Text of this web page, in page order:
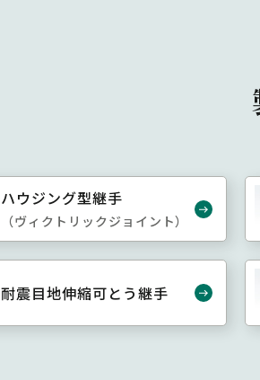
ハウジング型継手
（ヴィクトリックジョイント）
耐震目地伸縮可とう継手